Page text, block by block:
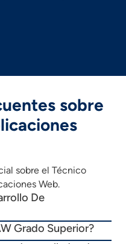
sobre
sobre el Técnico
Web.
De
Grado Superior?